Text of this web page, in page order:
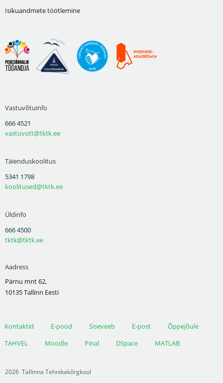
Isikuandmete töötlemine
Vastuvõtuinfo
666 4521
vastuvott@tktk.ee
Täienduskoolitus
5341 1798
koolitused@tktk.ee
Üldinfo
666 4500
tktk@tktk.ee
Aadress
Pärnu mnt 62,
10135 Tallinn Eesti
Kontaktid E-pood Siseveeb E-post
Õppejõule
TAHVEL
Moodle Pinal DSpace MATLAB
2026 Tallinna Tehnikakõrgkool